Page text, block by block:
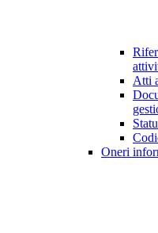
Atti
Oneri